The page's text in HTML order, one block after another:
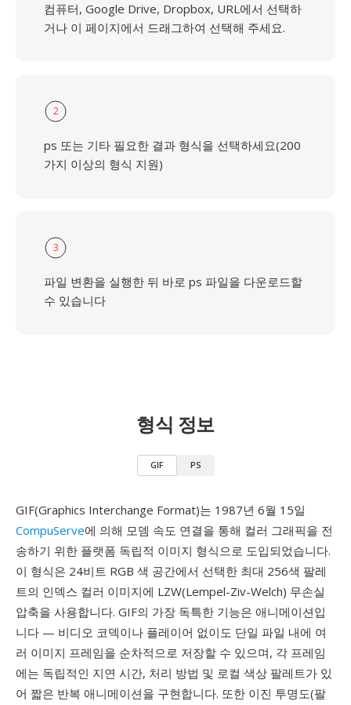
컴퓨터, Google Drive, Dropbox, URL에서 선택하
거나 이 페이지에서 드래그하여 선택해 주세요.
2
ps 또는 기타 필요한 결과 형식을 선택하세요(200
가지 이상의 형식 지원)
3
파일 변환을 실행한 뒤 바로 ps 파일을 다운로드할
수 있습니다
형식 정보
GIF PS
GIF(Graphics Interchange Format)는 1987년 6월 15일
CompuServe에 의해 모뎀 속도 연결을 통해 컬러 그래픽을 전
송하기 위한 플랫폼 독립적 이미지 형식으로 도입되었습니다.
이 형식은 24비트 RGB 색 공간에서 선택한 최대 256색 팔레
트의 인덱스 컬러 이미지에 LZW(Lempel-Ziv-Welch) 무손실
압축을 사용합니다. GIF의 가장 독특한 기능은 애니메이션입
니다 — 비디오 코덱이나 플레이어 없이도 단일 파일 내에 여
러 이미지 프레임을 순차적으로 저장할 수 있으며, 각 프레임
에는 독립적인 지연 시간, 처리 방법 및 로컬 색상 팔레트가 있
어 짧은 반복 애니메이션을 구현합니다. 또한 이진 투명도(팔